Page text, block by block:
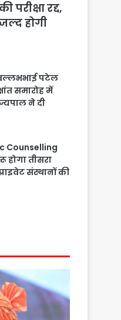
परीक्षा रद्द,
होगी
पटेल
समारोह में
ने दी
Counselling
तीसरा
संस्थानों की